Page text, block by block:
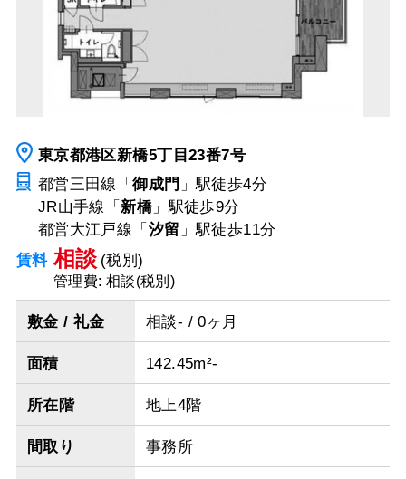
東京都港区新橋5丁目23番7号
都営三田線「御成門 」駅徒歩4分
JR山手線「新橋」駅徒歩9分
都営大江戸線「 汐留 」駅徒歩11分
賃料 相談 (税別)
管理費: 相談(税別)
敷金 / 礼金 相談- / 0ヶ月
面積 142.45m²-
所在階 地上4階
間取り 事務所